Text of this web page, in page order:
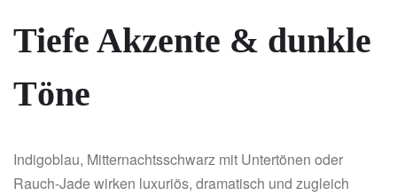
Tiefe Akzente & dunkle
Töne
Indigoblau, Mitternachtsschwarz mit Untertönen oder
Rauch-Jade wirken luxuriös, dramatisch und zugleich